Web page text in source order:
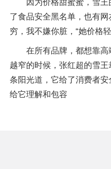
因为价格甜蜜蜜，雪
了食品安全黑名单，也有
穷，我不嫌你脏，“她价格
在所有品牌，都想靠
越窄的时候，张红超的雪
条阳光道，它给了消费者
给它理解和包容